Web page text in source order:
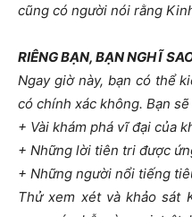
cũng có người nói rằng
RIÊNG BẠN, BẠN NGHĨ
Ngay giờ này, bạn có thể
có chính xác không. Bạn
+ Vài khám phá vĩ đại của
+ Những lời tiên tri được
+ Những người nổi tiếng
Thử xem xét và khảo sát